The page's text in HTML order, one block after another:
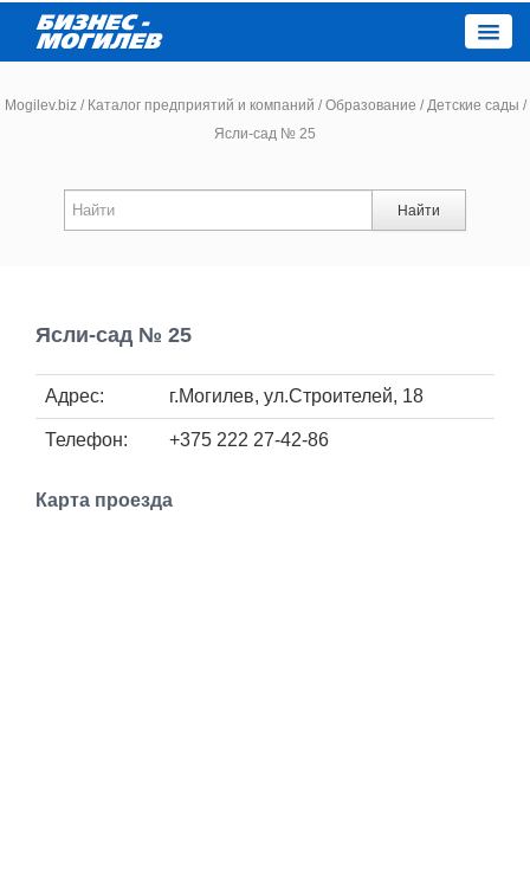
Новости
Афиша
Mogilev.biz / Каталог предприятий и компаний / Образование / Детские сады /
Ясли-сад № 25
Найти
Ясли-сад № 25
Адрес: г.Могилев, ул.Строителей, 18
Телефон: +375 222 27-42-86
Карта проезда